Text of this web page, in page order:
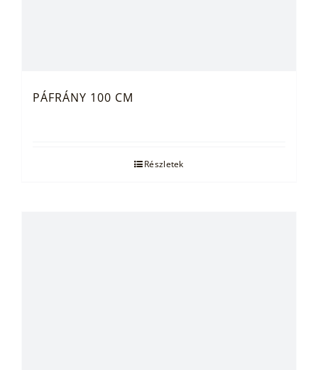
PÁFRÁNY 100 CM
Részletek